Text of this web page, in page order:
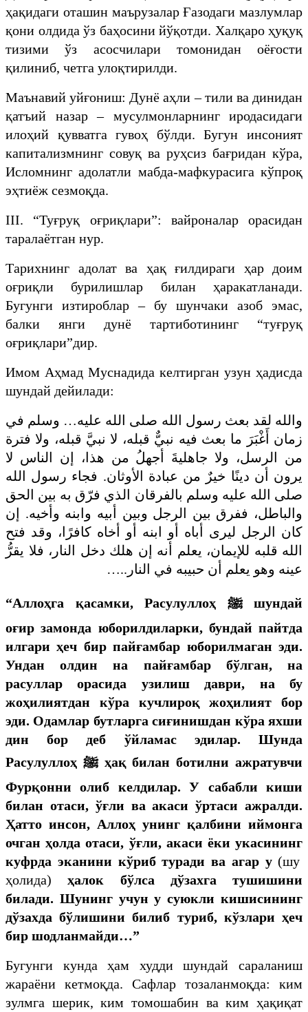
ҳақидаги оташин маърузалар Ғазодаги мазлумлар
қони олдида ўз баҳосини йўқотди. Халқаро ҳуқуқ
тизими ўз асосчилари томонидан оёғости
қилиниб, четга улоқтирилди.
​Маънавий уйғониш: Дунё аҳли – тили ва динидан
қатъий назар – мусулмонларнинг иродасидаги
илоҳий қувватга гувоҳ бўлди. Бугун инсоният
капитализмнинг совуқ ва руҳсиз бағридан кўра,
Исломнинг адолатли мабда-мафкурасига кўпроқ
эҳтиёж сезмоқда.
​III. “Туғруқ оғриқлари”: вайроналар орасидан
таралаётган нур.
​Тарихнинг адолат ва ҳақ ғилдираги ҳар доим
оғриқли бурилишлар билан ҳаракатланади.
Бугунги изтироблар – бу шунчаки азоб эмас,
балки янги дунё тартиботининг “туғруқ
оғриқлари”дир.
​Имом Аҳмад Муснадида келтирган узун ҳадисда
шундай дейилади:
والله لقد بعث رسول الله صلى الله عليه… وسلم في
زمان أَغْبَرَ ما بعث فيه نبيٌّ قبله، لا نبيَّ قبله، ولا فترة
من الرسل، ولا جاهليةَ أجهلُ من هذا، إن الناس لا
يرون أن دينًا خيرٌ من عبادة الأوثان. فجاء رسول الله
صلى الله عليه وسلم بالفرقان الذي فرّق به بين الحق
والباطل، ففرق بين الرجل وبين أبيه وابنه وأخيه. إن
كان الرجل ليرى أباه أو ابنه أو أخاه كافرًا، وقد فتح
الله قلبه للإيمان، يعلم أنه إن هلك دخل النار، فلا يقرُّ
عينه وهو يعلم أن حبيبه في النار …..
“Аллоҳга қасамки, Расулуллоҳ ﷺшундай
оғир замонда юборилдиларки, бундай пайтда
илгари ҳеч бир пайғамбар юборилмаган эди.
Ундан олдин на пайғамбар бўлган, на
расуллар орасида узилиш даври, на бу
жоҳилиятдан кўра кучлироқ жоҳилият бор
эди. Одамлар бутларга сиғинишдан кўра яхши
дин бор деб ўйламас эдилар. Шунда
Расулуллоҳ ﷺҳақ билан ботилни ажратувчи
Фурқонни олиб келдилар. У сабабли киши
билан отаси, ўғли ва акаси ўртаси ажралди.
Ҳатто инсон, Аллоҳ унинг қалбини иймонга
очган ҳолда отаси, ўғли,акаси ёки укасининг
куфрда эканини кўриб туради ва агар у(шу
ҳолида)ҳалок бўлса дўзахга тушишини
билади. Шунинг учун у суюкли кишисининг
дўзахда бўлишини билиб туриб, кўзлари ҳеч
бир шодланмайди…”
​Бугунги кунда ҳам худди шундай сараланиш
жараёни кетмоқда. Сафлар тозаланмоқда: ким
зулмга шерик, ким томошабин ва ким ҳақиқат